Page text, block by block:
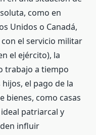
como en
Unidos o Canadá,
el servicio militar
el ejército), la
trabajo a tiempo
el pago de la
bienes, como casas
patriarcal y
influir